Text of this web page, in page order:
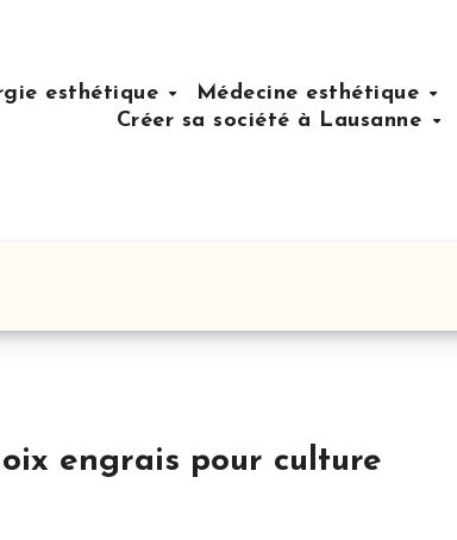
esthétique Médecine esthétique
Créer sa société à Lausanne
engrais pour culture